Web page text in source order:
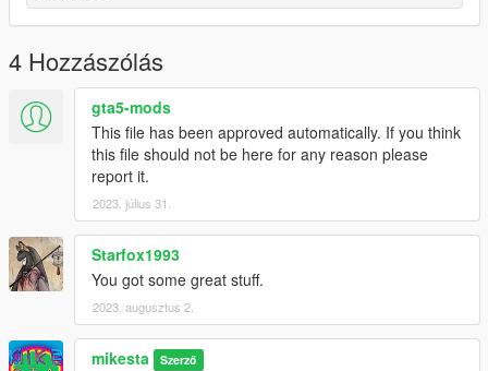
4 Hozzászólás
gta5-mods
This file has been approved automatically. If you think
this file should not be here for any reason please
report it.
2023. július 31.
Starfox1993
You got some great stuff.
2023. augusztus 2.
mikesta Szerző